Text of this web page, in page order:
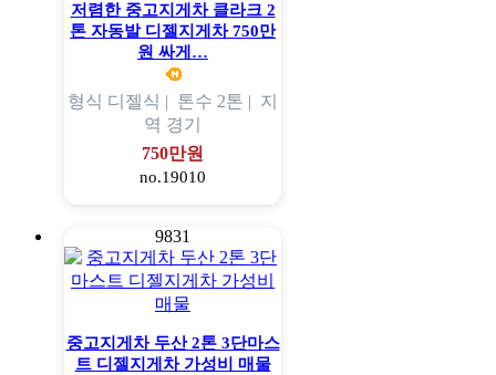
저렴한 중고지게차 클라크 2
톤 자동발 디젤지게차 750만
원 싸게…
형식 디젤식 | 톤수 2톤 | 지
역 경기
750만원
no.19010
9831
중고지게차 두산 2톤 3단마스
트 디젤지게차 가성비 매물